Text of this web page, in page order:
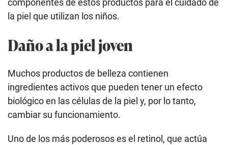
componentes de estos productos para el cuidado de
la piel que utilizan los niños.
Daño a la piel joven
Muchos productos de belleza contienen
ingredientes activos que pueden tener un efecto
biológico en las células de la piel y, por lo tanto,
cambiar su funcionamiento.
Uno de los más poderosos es el retinol, que actúa